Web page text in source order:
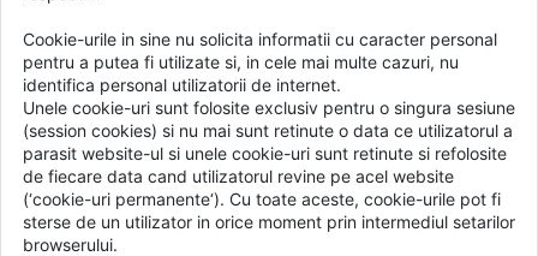
Cookie-urile in sine nu solicita informatii cu caracter personal
pentru a putea fi utilizate si, in cele mai multe cazuri, nu
identifica personal utilizatorii de internet.
Unele cookie-uri sunt folosite exclusiv pentru o singura sesiune
(session cookies) si nu mai sunt retinute o data ce utilizatorul a
parasit website-ul si unele cookie-uri sunt retinute si refolosite
de fiecare data cand utilizatorul revine pe acel website
(‘cookie-uri permanente‘). Cu toate aceste, cookie-urile pot fi
sterse de un utilizator in orice moment prin intermediul setarilor
browserului.